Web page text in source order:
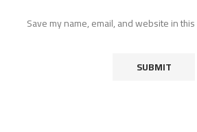
Save my name, email, and website in